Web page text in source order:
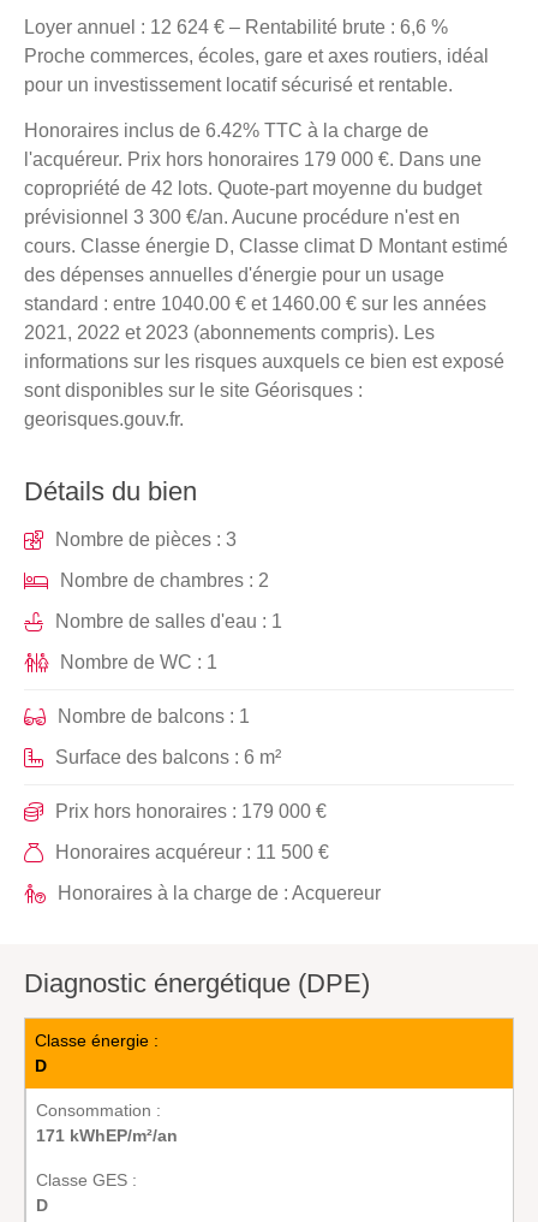
Loyer annuel : 12 624 € – Rentabilité brute : 6,6 %
Proche commerces, écoles, gare et axes routiers, idéal
pour un investissement locatif sécurisé et rentable.
Honoraires inclus de 6.42% TTC à la charge de
l'acquéreur. Prix hors honoraires 179 000 €. Dans une
copropriété de 42 lots. Quote-part moyenne du budget
prévisionnel 3 300 €/an. Aucune procédure n'est en
cours. Classe énergie D, Classe climat D Montant estimé
des dépenses annuelles d'énergie pour un usage
standard : entre 1040.00 € et 1460.00 € sur les années
2021, 2022 et 2023 (abonnements compris). Les
informations sur les risques auxquels ce bien est exposé
sont disponibles sur le site Géorisques :
georisques.gouv.fr.
Détails du bien
Nombre de pièces : 3
Nombre de chambres : 2
Nombre de salles d'eau : 1
Nombre de WC : 1
Nombre de balcons : 1
Surface des balcons : 6 m²
Prix hors honoraires : 179 000 €
Honoraires acquéreur : 11 500 €
Honoraires à la charge de : Acquereur
Diagnostic énergétique (DPE)
Classe énergie :
D
Consommation :
171 kWhEP/m²/an
Classe GES :
D